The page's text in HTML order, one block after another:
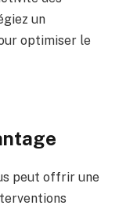
un
optimiser le
peut offrir une